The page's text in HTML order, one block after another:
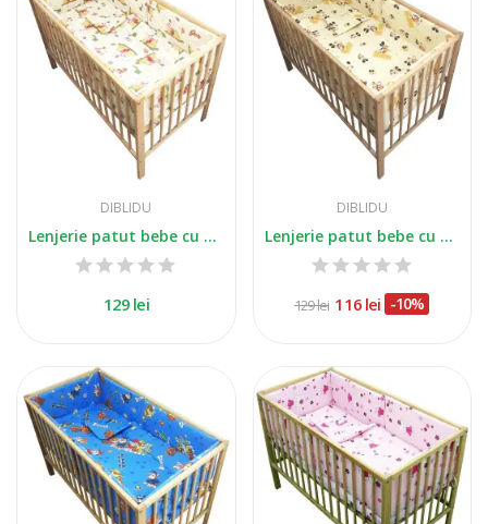
DIBLIDU
Lenjerie patut bebe cu 5 piese ursuletul si...
129 lei
DIBLIDU
Lenjerie patut bebe cu 5 piese soricel crem
129 lei 116 lei -10%